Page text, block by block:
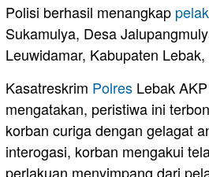
Polisi berhasil menangkap
Sukamulya, Desa
Leuwidamar, Kabupaten
Kasatreskrim Polres Lebak
mengatakan, peristiwa ini
korban curiga dengan gelagat
interogasi, korban mengakui
perlakuan menyimpang dari